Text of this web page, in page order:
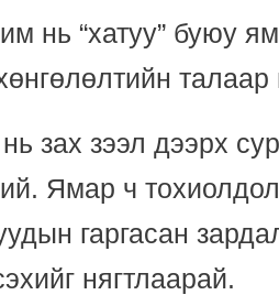
“хатуу” буюу
зээл дээрх
Ямар ч
гаргасан
нягтлаарай.